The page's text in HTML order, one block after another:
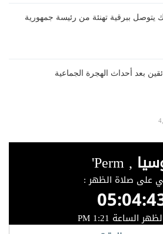
يتوصل ببرقية تهنئة من رئيسة جمهورية